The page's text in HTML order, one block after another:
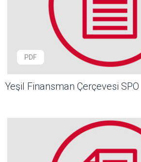
PDF
Yeşil Finansman Çerçevesi SPO